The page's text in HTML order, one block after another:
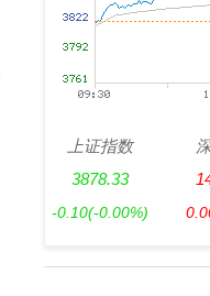
上证指数
3878.33
-0.10(-0.00%)